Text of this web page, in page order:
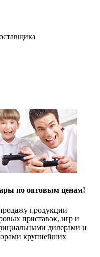
по оптовым ценам!
продукции
приставок, игр и
дилерами и
крупнейших